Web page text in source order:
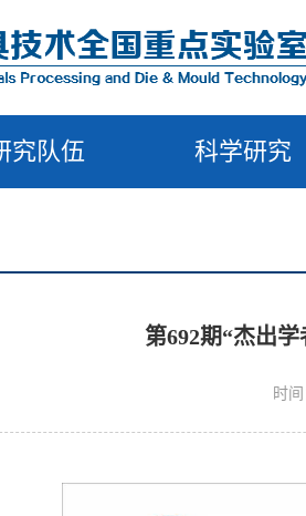
究队伍 科学研究
第692期“杰出
时